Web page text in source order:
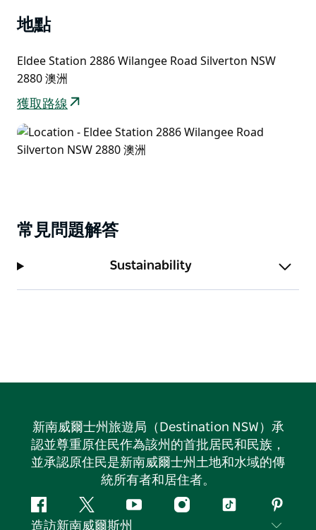
地點
Eldee Station 2886 Wilangee Road Silverton NSW
2880 澳洲
獲取路線
常見問題解答
Sustainability
新南威爾士州旅遊局（Destination NSW）承
認並尊重原住民作為該州的首批居民和民族，
並承認原住民是新南威爾士州土地和水域的傳
統所有者和居住者。
Facebook嘰
Youtube Instagram
抖
造訪新南威爾斯州